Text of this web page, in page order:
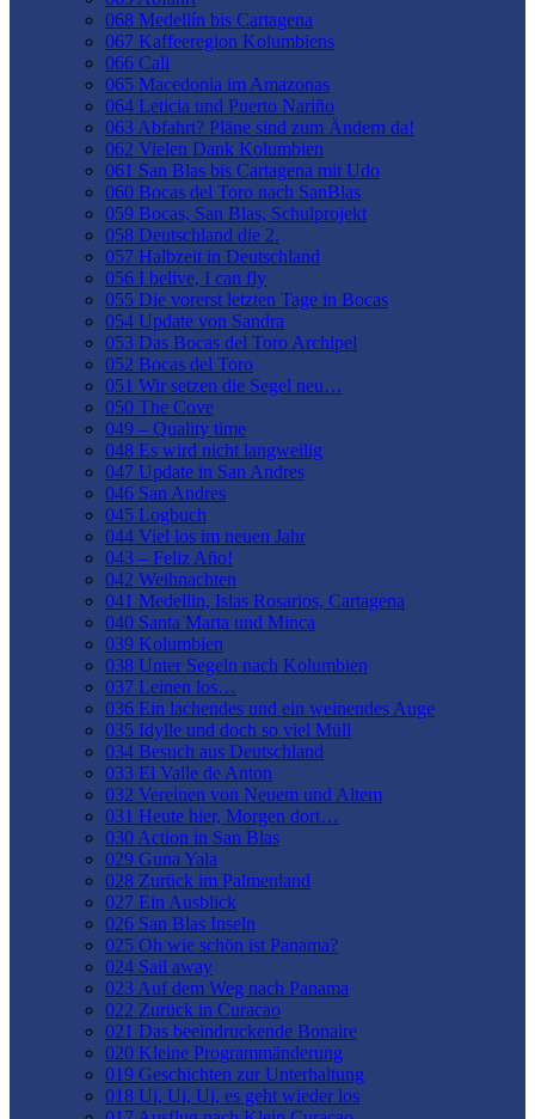
068 Medellín bis Cartagena
067 Kaffeeregion Kolumbiens
066 Cali
065 Macedonia im Amazonas
064 Leticia und Puerto Nariño
063 Abfahrt? Pläne sind zum Ändern da!
062 Vielen Dank Kolumbien
061 San Blas bis Cartagena mit Udo
060 Bocas del Toro nach SanBlas
059 Bocas, San Blas, Schulprojekt
058 Deutschland die 2.
057 Halbzeit in Deutschland
056 I belive, I can fly
055 Die vorerst letzten Tage in Bocas
054 Update von Sandra
053 Das Bocas del Toro Archipel
052 Bocas del Toro
051 Wir setzen die Segel neu…
050 The Cove
049 – Quality time
048 Es wird nicht langweilig
047 Update in San Andres
046 San Andres
045 Logbuch
044 Viel los im neuen Jahr
043 – Feliz Año!
042 Weihnachten
041 Medellin, Islas Rosarios, Cartagena
040 Santa Marta und Minca
039 Kolumbien
038 Unter Segeln nach Kolumbien
037 Leinen los…
036 Ein lachendes und ein weinendes Auge
035 Idylle und doch so viel Müll
034 Besuch aus Deutschland
033 El Valle de Anton
032 Vereinen von Neuem und Altem
031 Heute hier, Morgen dort…
030 Action in San Blas
029 Guna Yala
028 Zurück im Palmenland
027 Ein Ausblick
026 San Blas Inseln
025 Oh wie schön ist Panama?
024 Sail away
023 Auf dem Weg nach Panama
022 Zurück in Curacao
021 Das beeindruckende Bonaire
020 Kleine Programmänderung
019 Geschichten zur Unterhaltung
018 Ui, Ui, Ui, es geht wieder los